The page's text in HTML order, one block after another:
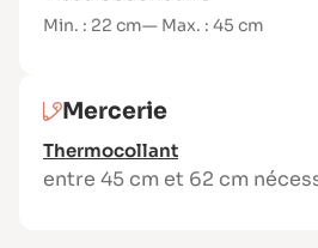
Tissu type coton
Taille 2 : 34 cm
Taille 3 : 45 cm
Min. : 22 cm— Max. : 45 cm
Mercerie
Thermocollant
entre 45 cm et 62 cm